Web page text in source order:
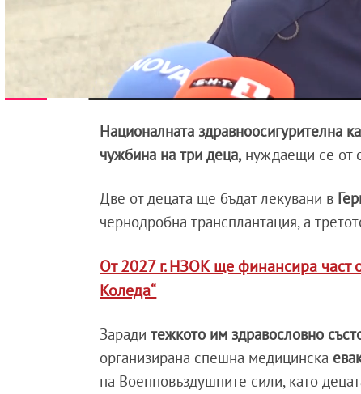
Националната здравноосигурителна
чужбина на три деца, нуждаещи се от
Две от децата ще бъдат лекувани в
чернодробна трансплантация, а
От 2027 г. НЗОК ще финансира част
Коледа“
Заради тежкото им здравословно
организирана спешна медицинска
на Военновъздушните сили, като